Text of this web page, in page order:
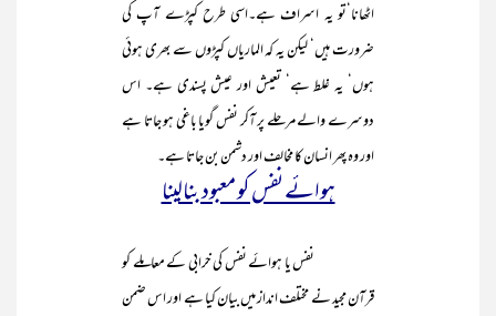
اٹھانا‘تو یہ اسراف ہے۔اسی طرح کپڑے آپ کی
ضرورت ہیں‘ لیکن یہ کہ الماریاں کپڑوں سے بھری ہوئی
ہوں‘ یہ غلط ہے‘ تعیش اور عیش پسندی ہے۔ اس
دوسرے والے مرحلے پر آکر نفس گویا باغی ہو جاتا ہے
اور وہ پھر انسان کا مخالف اور دشمن بن جاتا ہے۔
ہوائے نفس کو معبود بنالینا
نفس یا ہوائے نفس کی خرابی کے معاملے کو
قرآن مجید نے مختلف انداز میں بیان کیا ہے اور اس ضمن